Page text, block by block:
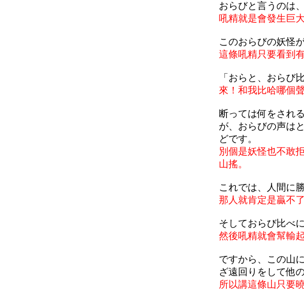
おらびと言うのは
吼精就是會發生巨大
このおらびの妖怪
這條吼精只要看到
「おらと、おらび
來！和我比哈哪個
断っては何をされ
が、おらびの声は
どです。
別個是妖怪也不敢
山搖。
これでは、人間に
那人就肯定是贏不了
そしておらび比べ
然後吼精就會幫輸
ですから、この山
ざ遠回りをして他
所以講這條山只要